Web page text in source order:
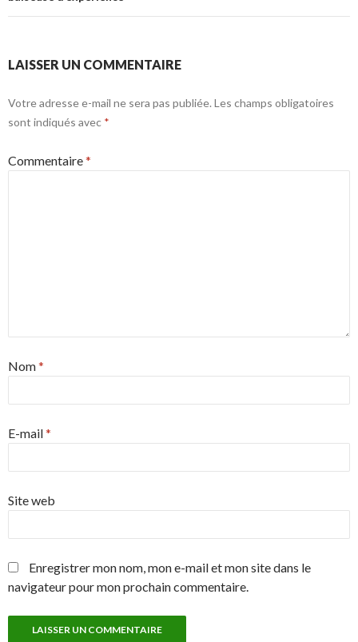
LAISSER UN COMMENTAIRE
Votre adresse e-mail ne sera pas publiée. Les champs obligatoires
sont indiqués avec *
Commentaire*
Nom*
E-mail*
Site web
Enregistrer mon nom, mon e-mail et mon site dans le
navigateur pour mon prochain commentaire.